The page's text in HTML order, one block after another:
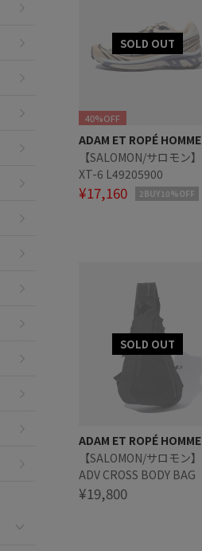
40%OFF
ADAM ET ROPÉ HOMME
【SALOMON/サロモン】
XT-6 L49205900
¥17,160 2BUY10%OFF
ADAM ET ROPÉ HOMME
【SALOMON/サロモン】
ADV CROSS BODY BAG
¥19,800